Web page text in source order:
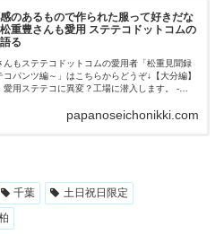
感のあるもので作られた服って好きだな
重豊さんも愛用 ステテコドットコムの
る
んもステテコドットコムの愛用者「松重見聞録
コパンツ編～」はこちらからどうぞ↓【大分編】
愛用ステテコに異変？工場に潜入します。 -
力や作り手の思いを伝える「松重見聞録」。 シ
松重豊さんはステテコの愛用者で、動画にて
コドットコム」が作るステテコの魅力について
す。
papanoseichonikki.com
千葉
土日祝日限定